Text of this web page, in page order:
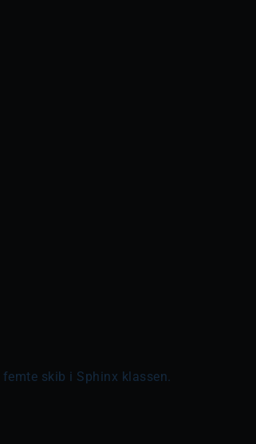
skib i Sphinx klassen.